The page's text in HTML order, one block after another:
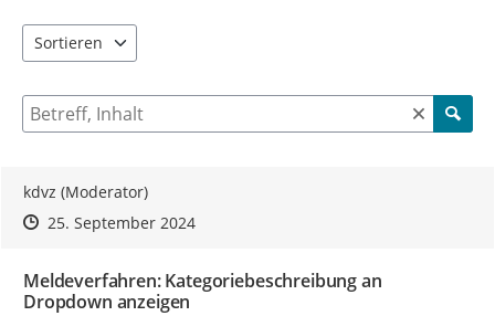
Sortieren
Suche nach Beiträgen und Kommentaren
kdvz (Moderator)
Zeitpunkt des Erstellens
Zeitpunkt des Erstellens
25. September 2024Zur Äußerung
Meldeverfahren: Kategoriebeschreibung an
Dropdown anzeigen